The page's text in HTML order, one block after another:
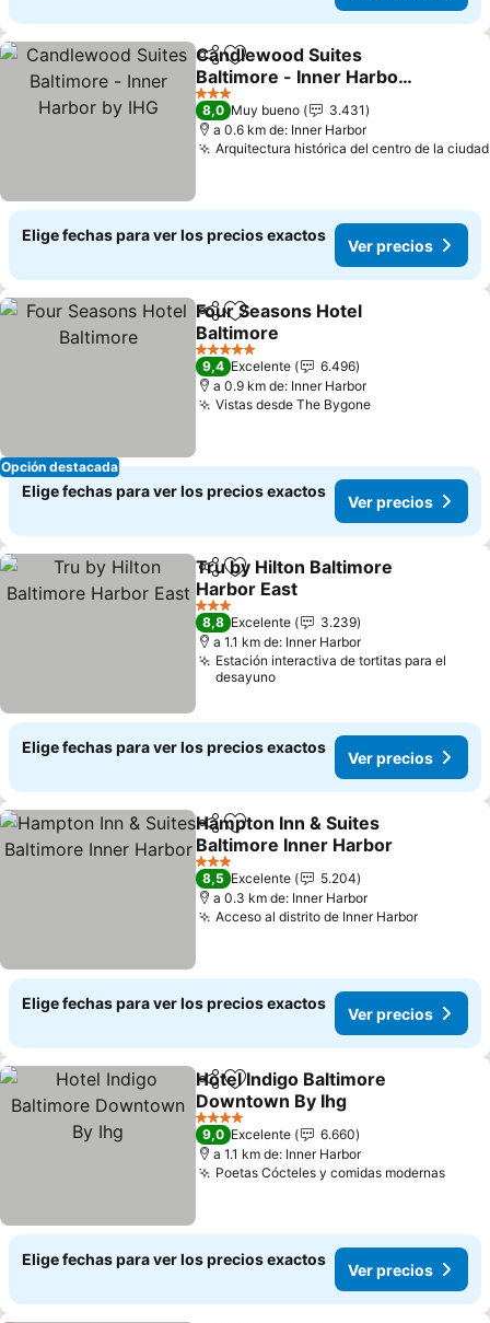
CompartirAgregar a favoritos
Candlewood Suites
Baltimore - Inner Harbor
by IHG
Ver precios
3 Estrellas
8,0 Muy bueno
3.431
a 0.6 km de: Inner Harbor
Arquitectura histórica del centro de la ciudad
Elige fechas para ver los precios exactos
Ver precios
Opción destacada
CompartirAgregar a favoritos
Four Seasons Hotel
Baltimore
Ver precios
5 Estrellas
9,4 Excelente
6.496
a 0.9 km de: Inner Harbor
Vistas desde The BygoneVer precios
Elige fechas para ver los precios exactos
Ver precios
Compartir
Agregar a favoritos
Tru by Hilton Baltimore
Harbor East
Ver precios
3 Estrellas
8,8 Excelente
3.239
a 1.1 km de: Inner Harbor
Estación interactiva de tortitas para el
desayuno
Elige fechas para ver los precios exactos
Ver precios
CompartirAgregar a favoritos
Hampton Inn & Suites
Baltimore Inner Harbor
Ver precios
3 Estrellas
8,5 Excelente
5.204
a 0.3 km de: Inner Harbor
Acceso al distrito de Inner HarborVer
Elige fechas para ver los precios exactos
Ver precios
CompartirAgregar a favoritos
Hotel Indigo Baltimore
Downtown By Ihg
Ver precios
4 Estrellas
9,0 Excelente
6.660
a 1.1 km de: Inner Harbor
Poetas Cócteles y comidas modernasVer
Elige fechas para ver los precios exactos
Ver precios